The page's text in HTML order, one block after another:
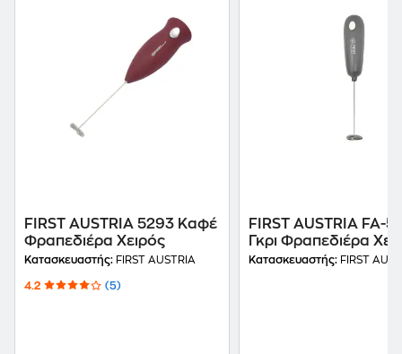
FIRST AUSTRIA 5293 Καφέ
Φραπεδιέρα Χειρός
Κατασκευαστής: FIRST AUSTRIA
4.2 (5)
FIRST AUSTRIA FA-
Γκρι Φραπεδιέρα
Κατασκευαστής: FIRST